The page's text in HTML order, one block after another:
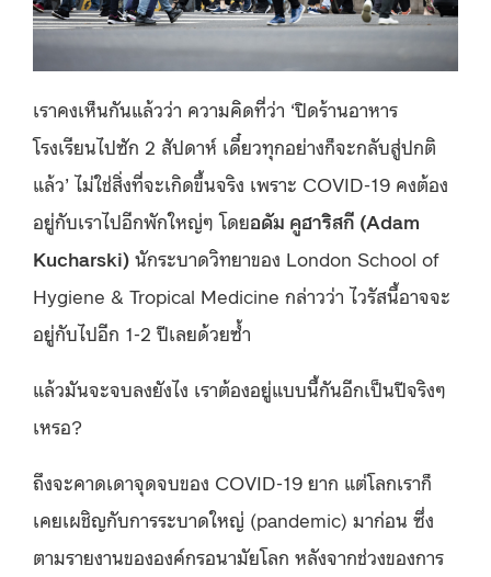
เราคงเห็นกันแล้วว่า ความคิดที่ว่า ‘ปิดร้านอาหาร
โรงเรียนไปซัก 2 สัปดาห์ เดี๋ยวทุกอย่างก็จะกลับสู่ปกติ
แล้ว’ ไม่ใช่สิ่งที่จะเกิดขึ้นจริง เพราะ COVID-19 คงต้อง
อยู่กับเราไปอีกพักใหญ่ๆ โดยอดัม คูฮาริสกี (Adam
Kucharski) นักระบาดวิทยาของ London School of
Hygiene & Tropical Medicine กล่าวว่า ไวรัสนี้อาจจะ
อยู่กับไปอีก 1-2 ปีเลยด้วยซ้ำ
แล้วมันจะจบลงยังไง เราต้องอยู่แบบนี้กันอีกเป็นปีจริงๆ
เหรอ?
ถึงจะคาดเดาจุดจบของ COVID-19 ยาก แต่โลกเราก็
เคยเผชิญกับการระบาดใหญ่ (pandemic) มาก่อน ซึ่ง
ตามรายงานขององค์กรอนามัยโลก หลังจากช่วงของการ